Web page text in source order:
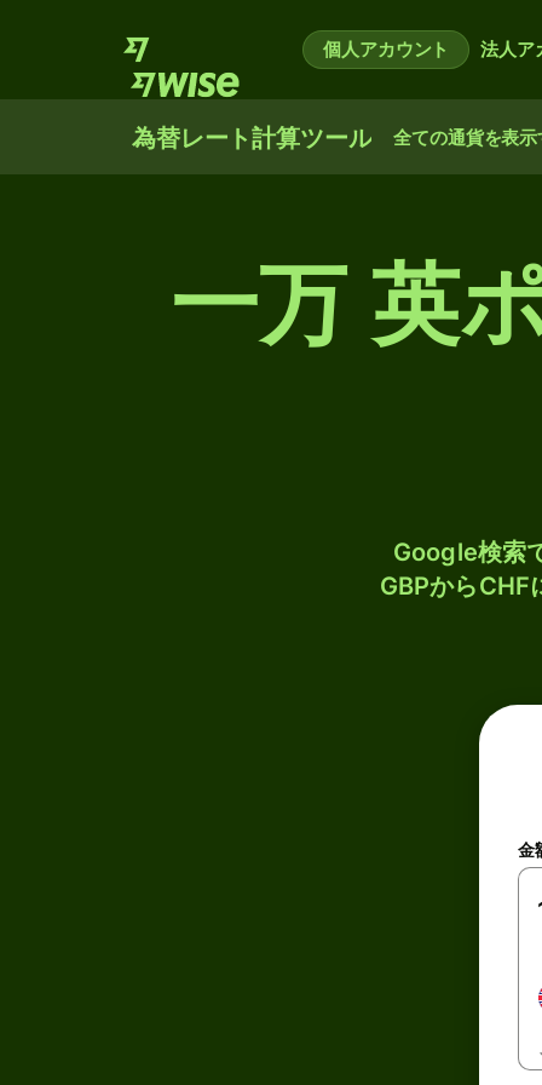
個人アカウント 法人ア
為替レート計算ツール 全ての通貨を表示
一万 英
Google検索
GBPからCHF
金